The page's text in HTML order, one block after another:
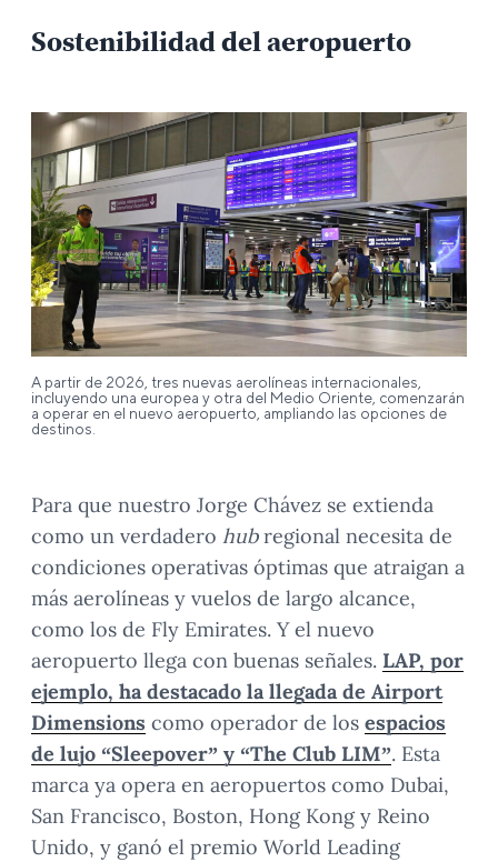
Sostenibilidad del aeropuerto
A partir de 2026, tres nuevas aerolíneas internacionales,
incluyendo una europea y otra del Medio Oriente, comenzarán
a operar en el nuevo aeropuerto, ampliando las opciones de
destinos.
Para que nuestro Jorge Chávez se extienda
como un verdadero hubregional necesita de
condiciones operativas óptimas que atraigan a
más aerolíneas y vuelos de largo alcance,
como los de Fly Emirates. Y el nuevo
aeropuerto llega con buenas señales. LAP, por
ejemplo, ha destacado la llegada de Airport
Dimensions como operador de los espacios
de lujo “Sleepover” y “The Club LIM”. Esta
marca ya opera en aeropuertos como Dubai,
San Francisco, Boston, Hong Kong y Reino
Unido, y ganó el premio World Leading